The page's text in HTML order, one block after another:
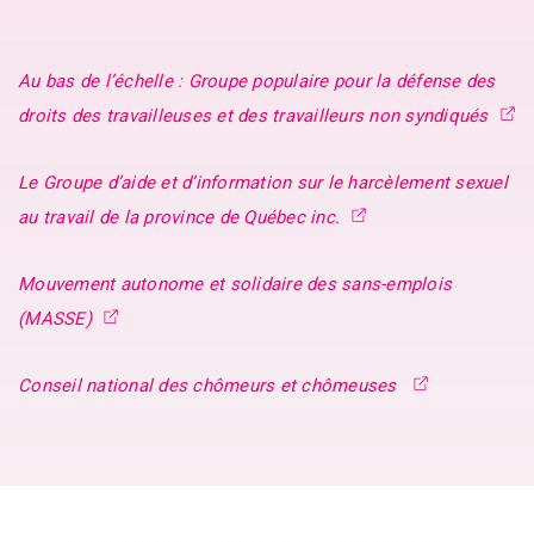
Au bas de l’échelle : Groupe populaire pour la défense des
droits des travailleuses et des travailleurs non syndiqués
Le Groupe d’aide et d’information sur le harcèlement sexuel
au travail de la province de Québec inc.
Mouvement autonome et solidaire des sans-emplois
(MASSE)
Conseil national des chômeurs et chômeuses